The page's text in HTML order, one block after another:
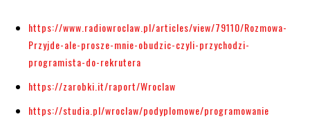
https://www.radiowroclaw.pl/articles/view/79110/Rozmowa-
Przyjde-ale-prosze-mnie-obudzic-czyli-przychodzi-
programista-do-rekrutera
https://zarobki.it/raport/Wroclaw
https://studia.pl/wroclaw/podyplomowe/programowanie